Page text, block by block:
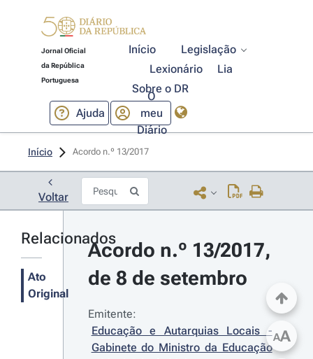
Jornal Oficial
da República
Portuguesa
Início
Legislação
Lexionário
Lia
Sobre o DR
Ajuda
O
meu
Diário
Início Acordo n.º 13/2017
Voltar
Relacionados
Ato
Original
Acordo n.º 13/2017,
de 8 de setembro
Emitente:
Educação e Autarquias Locais -
Gabinete do Ministro da Educação
AA